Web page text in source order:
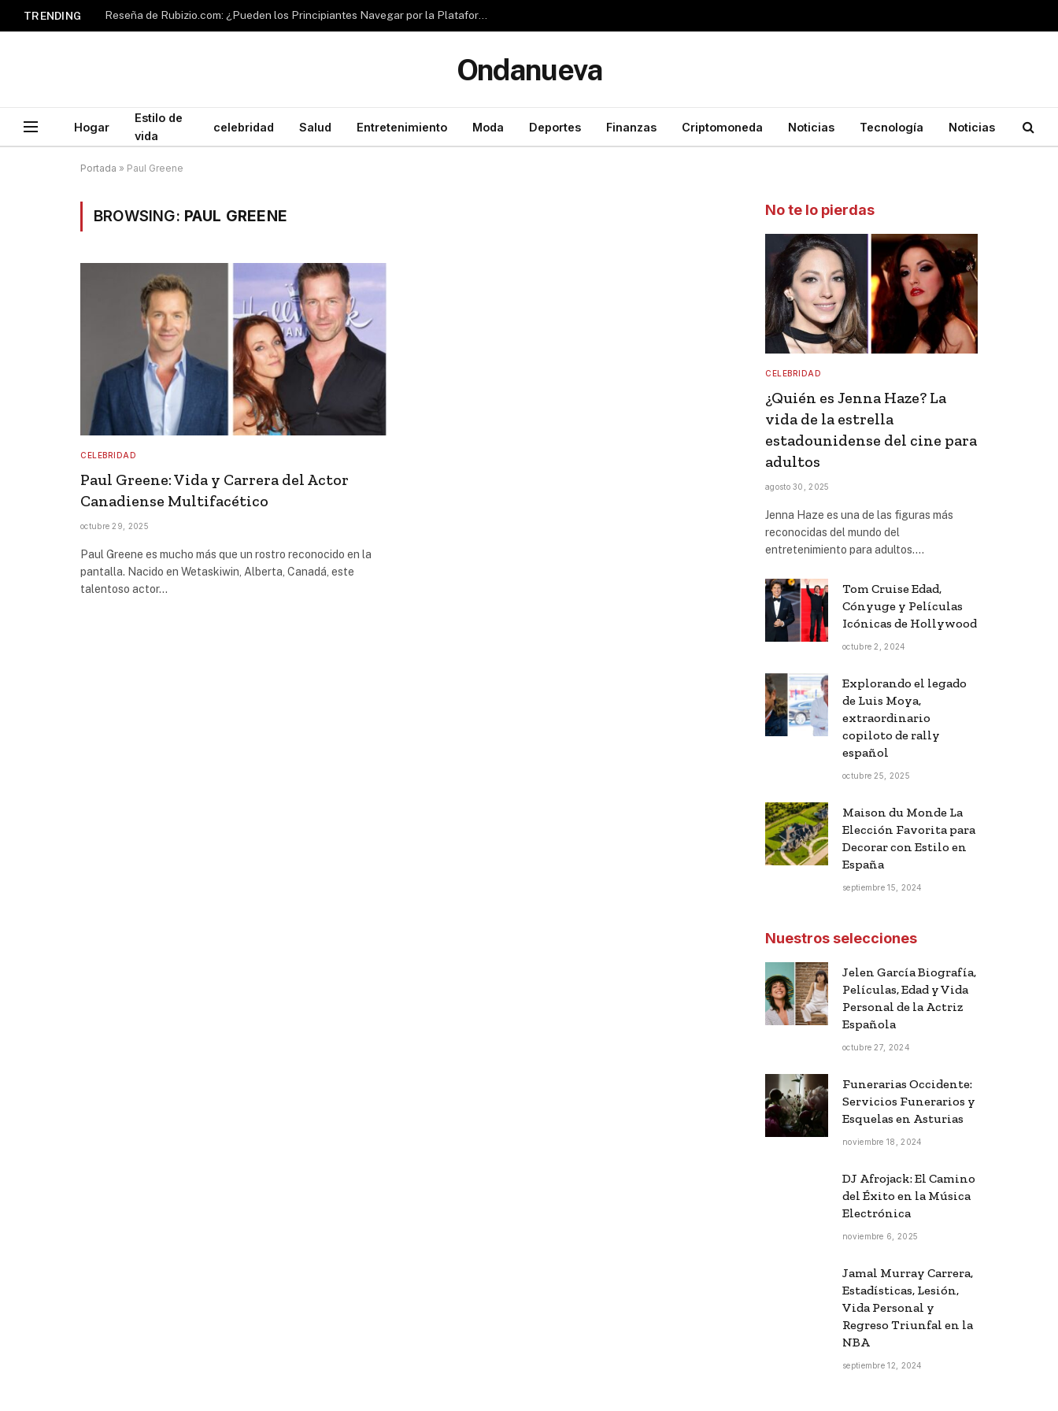
TRENDING Reseña de Rubizio.com: ¿Pueden los Principiantes Navegar por la Plataforma con Facilidad?
Ondanueva
Hogar
Estilo de
vida
celebridad Salud Entretenimiento Moda Deportes Finanzas Criptomoneda Noticias Tecnología Noticias
Portada » Paul Greene
BROWSING: PAUL GREENE
CELEBRIDAD
Paul Greene: Vida y Carrera del Actor
Canadiense Multifacético
octubre 29, 2025
Paul Greene es mucho más que un rostro reconocido en la
pantalla. Nacido en Wetaskiwin, Alberta, Canadá, este
talentoso actor…
No te lo pierdas
CELEBRIDAD
¿Quién es Jenna Haze? La
vida de la estrella
estadounidense del cine para
adultos
agosto 30, 2025
Jenna Haze es una de las figuras más
reconocidas del mundo del
entretenimiento para adultos.…
Tom Cruise Edad,
Cónyuge y Películas
Icónicas de Hollywood
octubre 2, 2024
Explorando el legado
de Luis Moya,
extraordinario
copiloto de rally
español
octubre 25, 2025
Maison du Monde La
Elección Favorita para
Decorar con Estilo en
España
septiembre 15, 2024
Nuestros selecciones
Jelen García Biografía,
Películas, Edad y Vida
Personal de la Actriz
Española
octubre 27, 2024
Funerarias Occidente:
Servicios Funerarios y
Esquelas en Asturias
noviembre 18, 2024
DJ Afrojack: El Camino
del Éxito en la Música
Electrónica
noviembre 6, 2025
Jamal Murray Carrera,
Estadísticas, Lesión,
Vida Personal y
Regreso Triunfal en la
NBA
septiembre 12, 2024